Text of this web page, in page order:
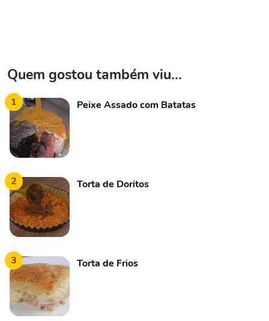
Quem gostou também viu...
1 Peixe Assado com Batatas
2 Torta de Doritos
3 Torta de Frios